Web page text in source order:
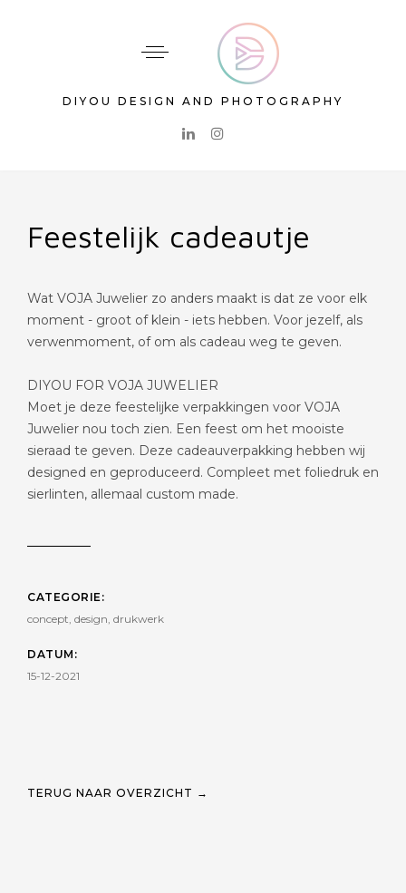
DIYOU DESIGN AND PHOTOGRAPHY
Feestelijk cadeautje
Wat VOJA Juwelier zo anders maakt is dat ze voor elk
moment - groot of klein - iets hebben. Voor jezelf, als
verwenmoment, of om als cadeau weg te geven.
DIYOU FOR VOJA JUWELIER
Moet je deze feestelijke verpakkingen voor VOJA
Juwelier nou toch zien. Een feest om het mooiste
sieraad te geven. Deze cadeauverpakking hebben wij
designed en geproduceerd. Compleet met foliedruk en
sierlinten, allemaal custom made.
CATEGORIE:
concept, design, drukwerk
DATUM:
15-12-2021
TERUG NAAR OVERZICHT →